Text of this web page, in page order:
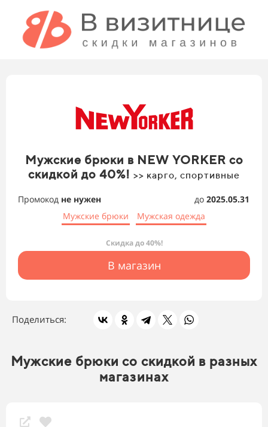
Мужские брюки в NEW YORKER со
скидкой до 40%! >> карго, спортивные
Промокод не нужен до 2025.05.31
Мужские брюки
Мужская одежда
Скидка до 40%!
В магазин
Поделиться:
Мужские брюки со скидкой в разных
магазинах